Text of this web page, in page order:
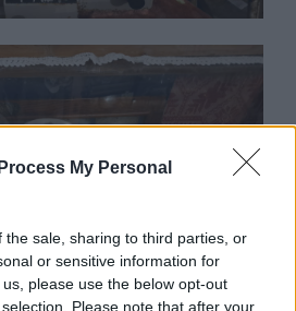
My Personal
the sale, sharing to third parties, or
or sensitive information for
please use the below opt-out
Please note that after your